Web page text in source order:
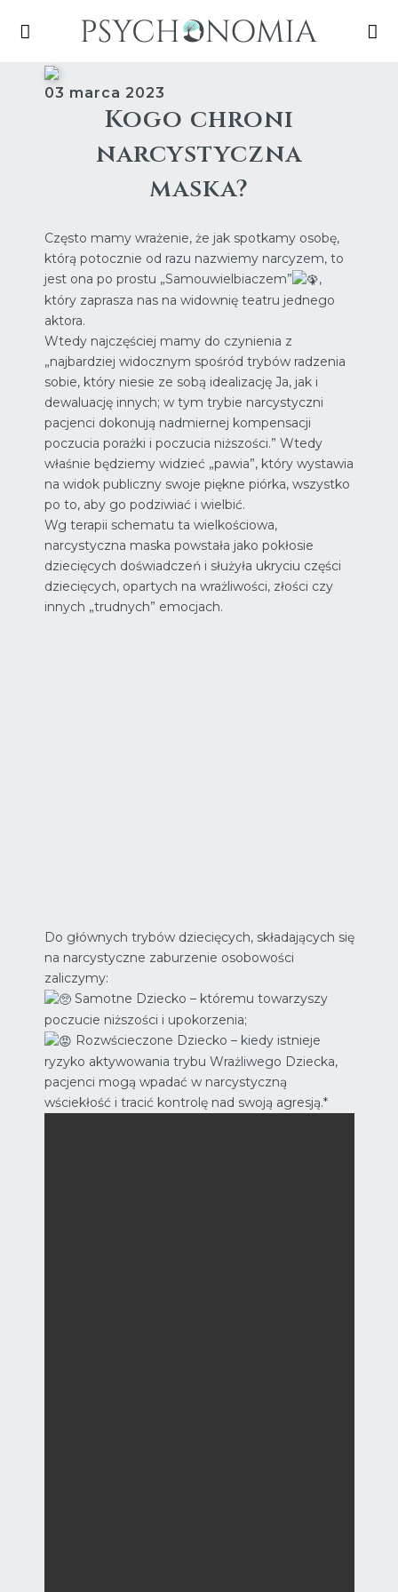
03 marca 2023
Kogo chroni
narcystyczna
maska?
Często mamy wrażenie, że jak spotkamy osobę,
którą potocznie od razu nazwiemy narcyzem, to
jest ona po prostu „Samouwielbiaczem”
,
który zaprasza nas na widownię teatru jednego
aktora.
Wtedy najczęściej mamy do czynienia z
„najbardziej widocznym spośród trybów radzenia
sobie, który niesie ze sobą idealizację Ja, jak i
dewaluację innych; w tym trybie narcystyczni
pacjenci dokonują nadmiernej kompensacji
poczucia porażki i poczucia niższości.” Wtedy
właśnie będziemy widzieć „pawia”, który wystawia
na widok publiczny swoje piękne piórka, wszystko
po to, aby go podziwiać i wielbić.
Wg terapii schematu ta wielkościowa,
narcystyczna maska powstała jako pokłosie
dziecięcych doświadczeń i służyła ukryciu części
dziecięcych, opartych na wrażliwości, złości czy
innych „trudnych” emocjach.
Do głównych trybów dziecięcych, składających się
na narcystyczne zaburzenie osobowości
zaliczymy:
Samotne Dziecko – któremu towarzyszy
poczucie niższości i upokorzenia;
Rozwścieczone Dziecko – kiedy istnieje
ryzyko aktywowania trybu Wrażliwego Dziecka,
pacjenci mogą wpadać w narcystyczną
wściekłość i tracić kontrolę nad swoją agresją.*